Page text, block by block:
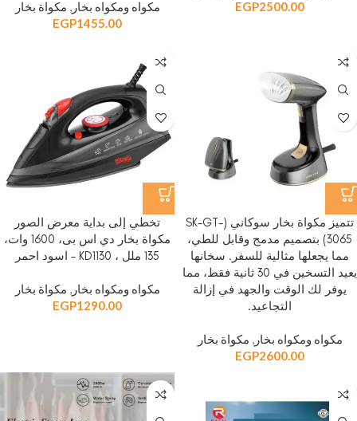
EGP2500.00 مكواه ومكواه بخار, مكواة بخار
EGP1455.00
تتميز مكواة بخار سوكاني (SK-GT-
3065) بتصميم مدمج وقابل للطي،
مما يجعلها مثالية للسفر. سخانها
يعيد التسخين في 30 ثانية فقط، مما
يوفر لك الوقت والجهد في إزالة
التجاعيد.
مكواه ومكواه بخار, مكواة بخار
EGP2600.00
تخطي إلى بداية معرض الصور
مكواة بخار دي اس بى، 1600 وات،
135 ملل ، KD1130 – اسود احمر
مكواه ومكواه بخار, مكواة بخار
EGP1290.00